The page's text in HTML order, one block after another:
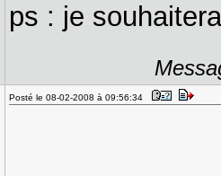
ps : je
Posté le 08-02-2008 à 09:56:34